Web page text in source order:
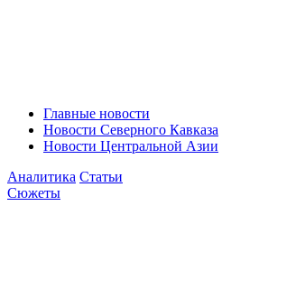
Главные новости
Новости Северного Кавказа
Новости Центральной Азии
Аналитика Статьи
Сюжеты